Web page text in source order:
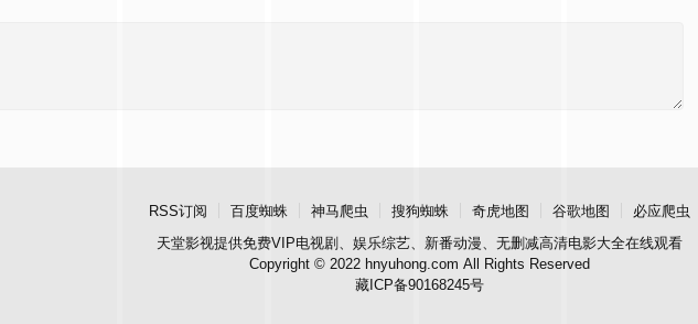
RSS订阅 百度蜘蛛 神马爬虫 搜狗蜘蛛 奇虎地图 谷歌地图
必应爬虫
天堂影视提供免费VIP电视剧、娱乐综艺、新番动漫、无删减高清电影大全在线观看
Copyright © 2022 hnyuhong.com All Rights Reserved
藏ICP备90168245号